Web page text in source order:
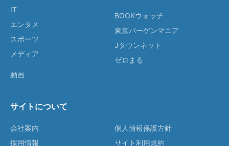
IT
エンタメ
スポーツ
メディア
動画
BOOKウォッチ
東京バーゲンマニア
Jタウンネット
ゼロまる
サイトについて
会社案内
採用情報
個人情報保護方針
サイト利用規約